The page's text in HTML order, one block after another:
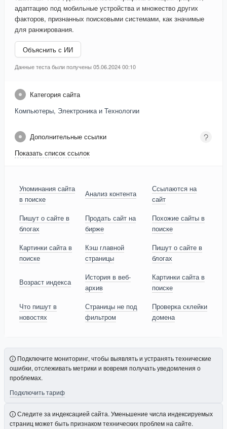
адаптацию под мобильные устройства и множество других
факторов, признанных поисковыми системами, как значимые
для ранжирования.
Объяснить с ИИ
Данные теста были получены 05.06.2024 00:10
Категория сайта
Компьютеры, Электроника и Технологии
Дополнительные ссылки
Показать список ссылок
Упоминания сайта
в поиске
Анализ контента
Ссылаются на
сайт
Пишут о сайте в
блогах
Продать сайт на
бирже
Похожие сайты в
поиске
Картинки сайта в
поиске
Кэш главной
страницы
Пишут о сайте в
блогах
Возраст индекса
История в веб-
архив
Картинки сайта в
поиске
Что пишут в
новостях
Страницы не под
фильтром
Проверка склейки
домена
Подключите мониторинг, чтобы выявлять и устранять технические
ошибки, отслеживать метрики и вовремя получать уведомления о
проблемах.
Подключить тариф
Следите за индексацией сайта. Уменьшение числа индексируемых
страниц может быть признаком технических проблем на сайте.